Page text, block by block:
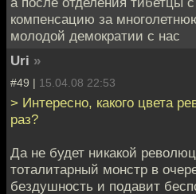
компенсацию за
молодой демократии с нас
Uri »
#49 | 15.04.08 22:53
> Интересно, какого цвета
раз?
Да не будет никакой
тоталитарный монстр в
бездушность и подавит